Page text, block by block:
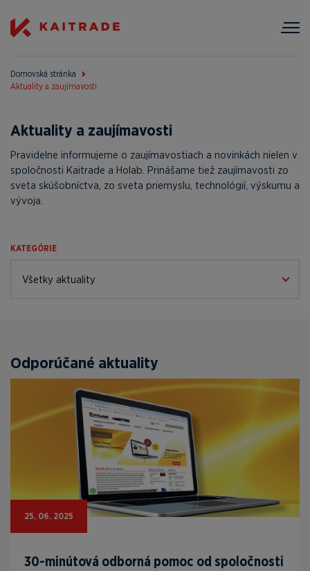
Domovská stránka
Aktuality a zaujímavosti
Aktuality a zaujímavosti
Pravidelne informujeme o zaujímavostiach a novinkách nielen v
spoločnosti Kaitrade a Holab. Prinášame tiež zaujímavosti zo
sveta skúšobníctva, zo sveta priemyslu, technológií, výskumu a
vývoja.
KATEGÓRIE
Odporúčané aktuality
25. 06. 2025
30-minútová odborná pomoc od spoločnosti